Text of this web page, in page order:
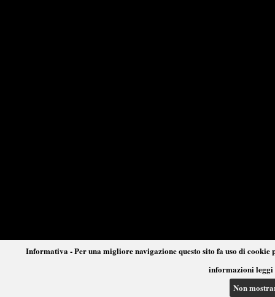
Informativa - Per una migliore navigazione questo sito fa uso di
informazioni leggi
Non